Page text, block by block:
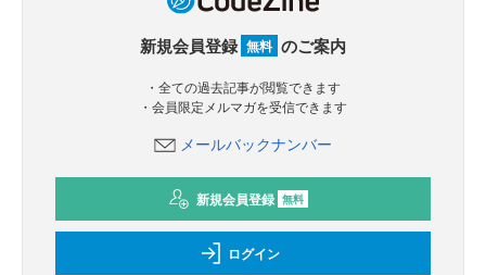
新規会員登録 無料 のご案内
・全ての過去記事が閲覧できます
・会員限定メルマガを受信できます
メールバックナンバー
新規会員登録 無料
ログイン